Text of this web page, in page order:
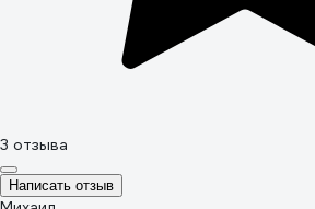
3 отзыва
Написать отзыв